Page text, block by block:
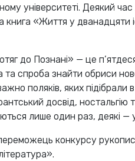
університеті. Деякий
«Життя у дванадцяти
до Познані» — це
спроба знайти обриси
поляків, яких підібрали в
досвід, ностальгію
лише один раз, деякі — у
конкурсу